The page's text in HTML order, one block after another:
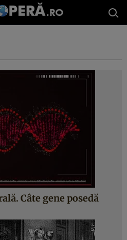
Câte gene posedă